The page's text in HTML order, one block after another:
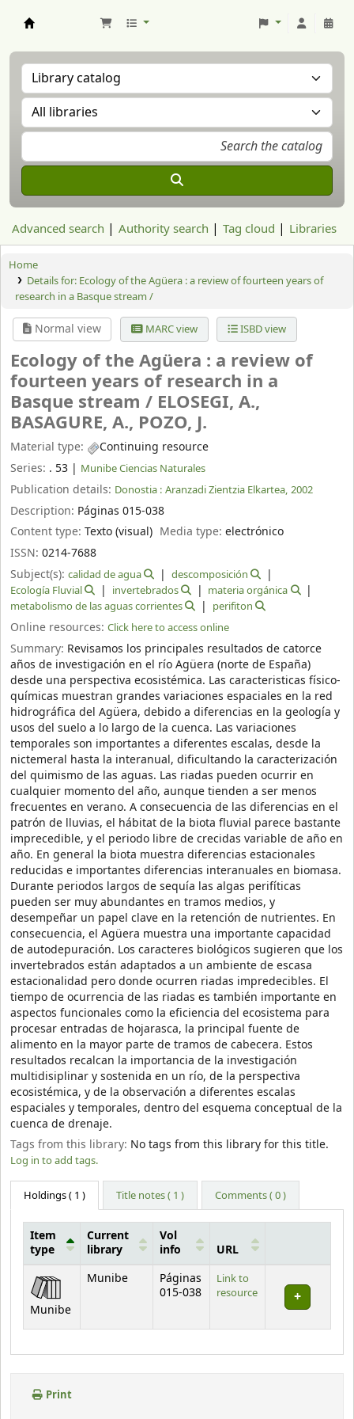
Advanced search Authority search Tag cloud Libraries
Home
Details for: Ecology of the Agüera : a review of fourteen years of
research in a Basque stream /
Normal view MARC view ISBD view
Ecology of the Agüera : a review of
fourteen years of research in a
Basque stream / ELOSEGI, A.,
BASAGURE, A., POZO, J.
Material type:
Continuing resource
Series: . 53 | Munibe Ciencias Naturales
Publication details: Donostia : Aranzadi Zientzia Elkartea, 2002
Description: Páginas 015-038
Content type: Texto (visual) Media type:electrónico
ISSN: 0214-7688
Subject(s): calidad de agua
descomposición
Ecología Fluvial
invertebrados
materia orgánica
metabolismo de las aguas corrientes
perifiton
Online resources: Click here to access online
Summary: Revisamos los principales resultados de catorce
años de investigación en el río Agüera (norte de España)
desde una perspectiva ecosistémica. Las caracteristicas físico-
químicas muestran grandes variaciones espaciales en la red
hidrográfica del Agüera, debido a diferencias en la geología y
usos del suelo a lo largo de la cuenca. Las variaciones
temporales son importantes a diferentes escalas, desde la
nictemeral hasta la interanual, dificultando la caracterización
del quimismo de las aguas. Las riadas pueden ocurrir en
cualquier momento del año, aunque tienden a ser menos
frecuentes en verano. A consecuencia de las diferencias en el
patrón de lluvias, el hábitat de la biota fluvial parece bastante
imprecedible, y el periodo libre de crecidas variable de año en
año. En general la biota muestra diferencias estacionales
reducidas e importantes diferencias interanuales en biomasa.
Durante periodos largos de sequía las algas perifíticas
pueden ser muy abundantes en tramos medios, y
desempeñar un papel clave en la retención de nutrientes. En
consecuencia, el Agüera muestra una importante capacidad
de autodepuración. Los caracteres biológicos sugieren que los
invertebrados están adaptados a un ambiente de escasa
estacionalidad pero donde ocurren riadas impredecibles. El
tiempo de ocurrencia de las riadas es también importante en
aspectos funcionales como la eficiencia del ecosistema para
procesar entradas de hojarasca, la principal fuente de
alimento en la mayor parte de tramos de cabecera. Estos
resultados recalcan la importancia de la investigación
multidisiplinar y sostenida en un río, de la perspectiva
ecosistémica, y de la observación a diferentes escalas
espaciales y temporales, dentro del esquema conceptual de la
cuenca de drenaje.
Tags from this library: No tags from this library for this title.
Log in to add tags.
Holdings( 1 ) Title notes ( 1 ) Comments ( 0 )
Holdings
Item
type
Current
library
Vol
info
URL
Munibe
Munibe
Páginas
015-038
Link to
resource
Print